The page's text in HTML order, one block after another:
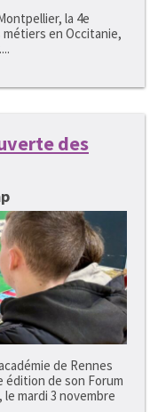
la 4e
en Occitanie,
des
de Rennes
édition de son Forum
mardi 3 novembre